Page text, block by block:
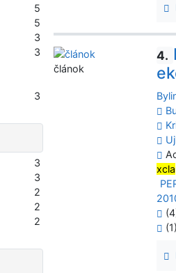
4.
xcla
článok
5
5
3
3
3
3
3
2
2
2